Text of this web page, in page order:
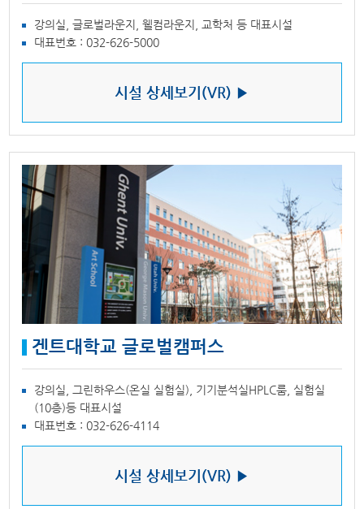
강의실, 글로벌라운지, 웰컴라운지, 교학처 등 대표시설
대표번호 : 032-626-5000
시설 상세보기(VR) ▶
겐트대학교 글로벌캠퍼스
강의실, 그린하우스(온실 실험실), 기기분석실HPLC룸, 실험실
(10층)등 대표시설
대표번호 : 032-626-4114
시설 상세보기(VR) ▶